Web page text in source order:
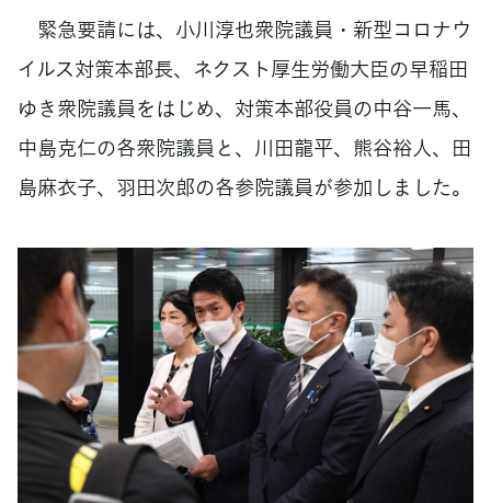
緊急要請には、小川淳也衆院議員・新型コロナウ
イルス対策本部長、ネクスト厚生労働大臣の早稲田
ゆき衆院議員をはじめ、対策本部役員の中谷一馬、
中島克仁の各衆院議員と、川田龍平、熊谷裕人、田
島麻衣子、羽田次郎の各参院議員が参加しました。